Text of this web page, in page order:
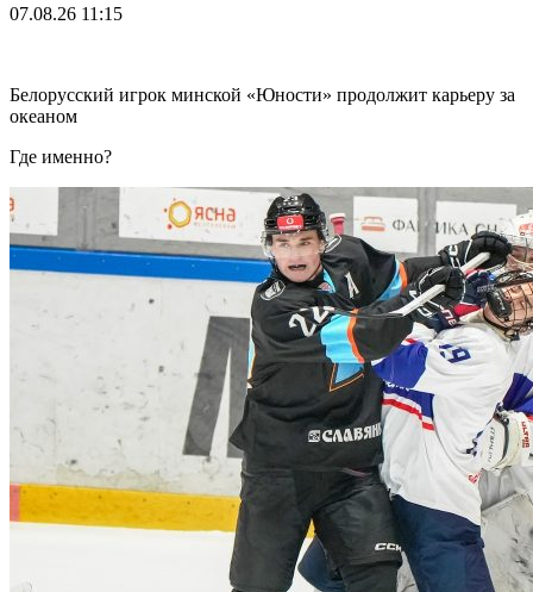
07.08.26 11:15
Белорусский игрок минской «Юности» продолжит карьеру за
океаном
Где именно?